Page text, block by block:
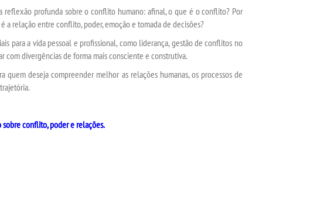
reflexão profunda sobre o conflito humano: afinal, o que é o conflito? Por
a relação entre conflito, poder, emoção e tomada de decisões?
para a vida pessoal e profissional, como liderança, gestão de conflitos no
com divergências de forma mais consciente e construtiva.
quem deseja compreender melhor as relações humanas, os processos de
conflito, poder e relações.